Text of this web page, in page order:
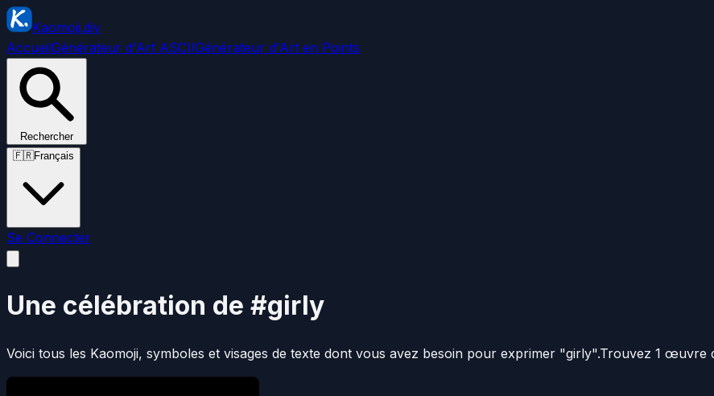
Kaomoji.diy
AccueilGénérateur d'Art ASCIIGénérateur d'Art en Points
Rechercher
🇫🇷Français
Se Connecter
Une célébration de #girly
Voici tous les Kaomoji, symboles et visages de texte dont vous avez besoin pour exprimer "girly".Trouvez 1 œuvre